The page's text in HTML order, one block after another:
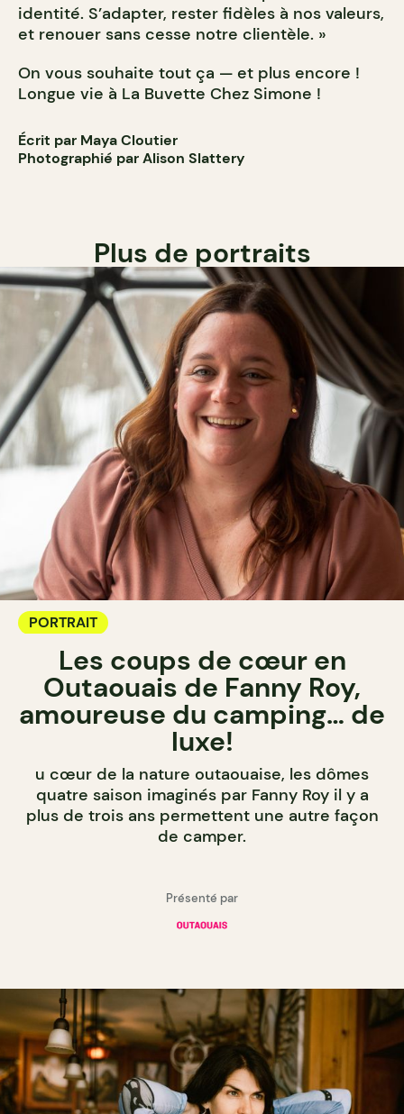
identité. S’adapter, rester fidèles à nos valeurs,
et renouer sans cesse notre clientèle. »
On vous souhaite tout ça — et plus encore !
Longue vie à La Buvette Chez Simone !
Écrit par Maya Cloutier
Photographié par Alison Slattery
Plus de portraits
PORTRAIT
Les coups de cœur en
Outaouais de Fanny Roy,
amoureuse du camping… de
luxe!
u cœur de la nature outaouaise, les dômes
quatre saison imaginés par Fanny Roy il y a
plus de trois ans permettent une autre façon
de camper.
Présenté par